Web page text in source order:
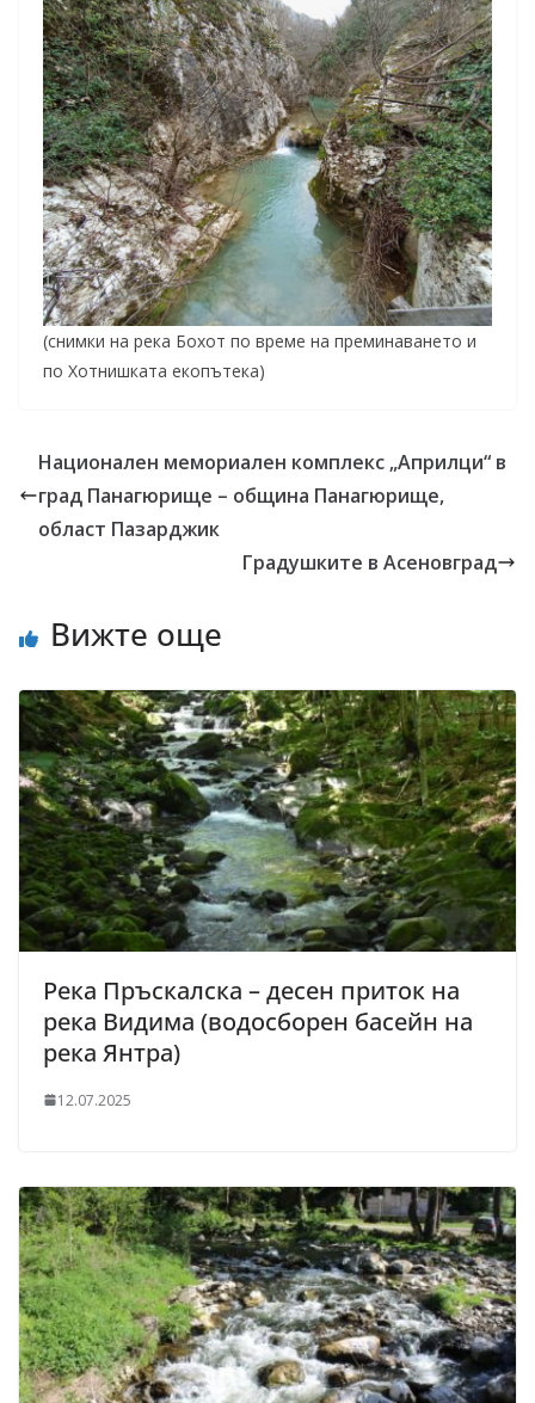
(снимки на река Бохот по време на преминаването и
по Хотнишката екопътека)
Национален мемориален комплекс „Априлци“ в
град Панагюрище – община Панагюрище,
област Пазарджик
Градушките в Асеновград
Вижте още
Река Пръскалска – десен приток на
река Видима (водосборен басейн на
река Янтра)
12.07.2025